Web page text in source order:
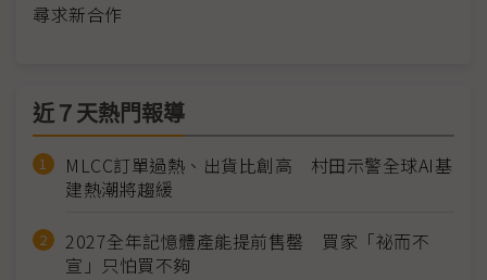
尋求新合作
近７天熱門報導
MLCC訂單過熱、出貨比創高 村田示警全球AI基
建熱潮將趨緩
2027全年記憶體產能提前售罄 買家「祕而不
宣」只怕買不夠